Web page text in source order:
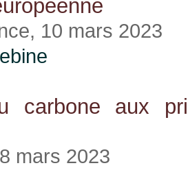
10 mars 2023
carbone aux
mars 2023